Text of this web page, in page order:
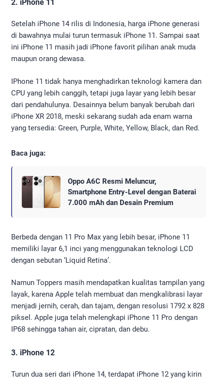
2. iPhone 11
Setelah iPhone 14 rilis di Indonesia, harga iPhone generasi
di bawahnya mulai turun termasuk iPhone 11. Sampai saat
ini iPhone 11 masih jadi iPhone favorit pilihan anak muda
maupun orang dewasa.
IPhone 11 tidak hanya menghadirkan teknologi kamera dan
CPU yang lebih canggih, tetapi juga layar yang lebih besar
dari pendahulunya. Desainnya belum banyak berubah dari
iPhone XR 2018, meski sekarang sudah ada enam warna
yang tersedia: Green, Purple, White, Yellow, Black, dan Red.
Baca juga:
Oppo A6C Resmi Meluncur,
Smartphone Entry-Level dengan Baterai
7.000 mAh dan Desain Premium
Berbeda dengan 11 Pro Max yang lebih besar, iPhone 11
memiliki layar 6,1 inci yang menggunakan teknologi LCD
dengan sebutan ‘Liquid Retina’.
Namun Toppers masih mendapatkan kualitas tampilan yang
layak, karena Apple telah membuat dan mengkalibrasi layar
menjadi jernih, cerah, dan tajam, dengan resolusi 1792 x 828
piksel. Apple juga telah melengkapi iPhone 11 Pro dengan
IP68 sehingga tahan air, cipratan, dan debu.
3. iPhone 12
Turun dua seri dari iPhone 14, terdapat iPhone 12 yang kirin